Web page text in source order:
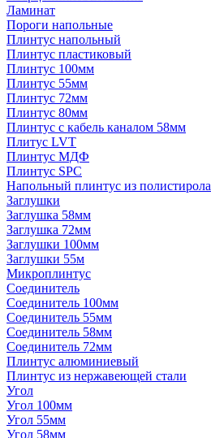
Ламинат
Пороги напольные
Плинтус напольный
Плинтус пластиковый
Плинтус 100мм
Плинтус 55мм
Плинтус 72мм
Плинтус 80мм
Плинтус с кабель каналом 58мм
Плитус LVT
Плинтус МДФ
Плинтус SPC
Напольный плинтус из полистирола
Заглушки
Заглушка 58мм
Заглушка 72мм
Заглушки 100мм
Заглушки 55м
Микроплинтус
Соединитель
Соединитель 100мм
Соединитель 55мм
Соединитель 58мм
Соединитель 72мм
Плинтус алюминиевый
Плинтус из нержавеющей стали
Угол
Угол 100мм
Угол 55мм
Угол 58мм